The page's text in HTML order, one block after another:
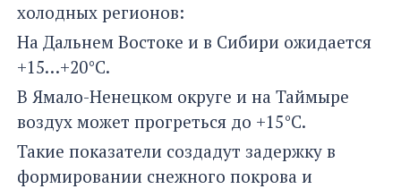
холодных регионов:
На Дальнем Востоке и в Сибири ожидается
+15…+20°C.
В Ямало-Ненецком округе и на Таймыре
воздух может прогреться до +15°C.
Такие показатели создадут задержку в
формировании снежного покрова и